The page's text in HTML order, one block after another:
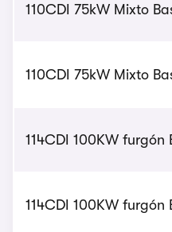
110CDI 75kW Mixto
110CDI 75kW Mixto
114CDI 100KW
114CDI 100KW